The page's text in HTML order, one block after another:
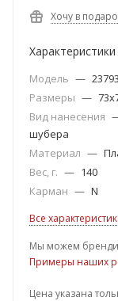
Хочу в
Характеристики
Модель —
Размеры —
Вид нанесения
шубера
Материал —
Вес, г. — 140
Карман — N
Все
Мы можем
Примеры наших
Цена указана